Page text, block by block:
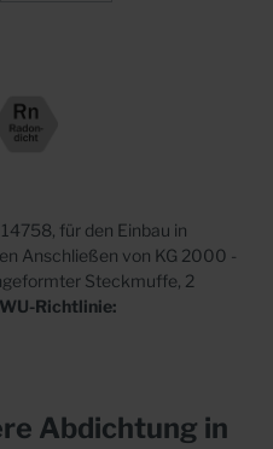
für den Einbau in
Anschließen von KG 2000 -
Steckmuffe, 2
| WU-Richtlinie:
Abdichtung in